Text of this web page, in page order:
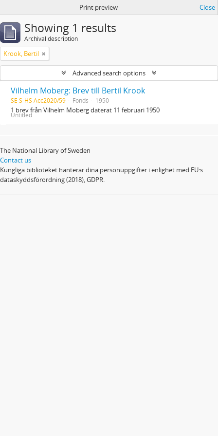
Print preview Close
Showing 1 results
Archival description
Krook, Bertil
Advanced search options
Vilhelm Moberg: Brev till Bertil Krook
SE S-HS Acc2020/59 Fonds 1950
1 brev från Vilhelm Moberg daterat 11 februari 1950
Untitled
The National Library of Sweden
Contact us
Kungliga biblioteket hanterar dina personuppgifter i enlighet med EU:s
dataskyddsförordning (2018), GDPR.